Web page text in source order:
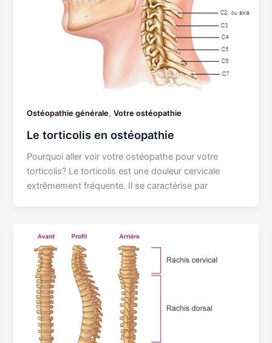
Ostéopathie générale,Votre ostéopathie
Le torticolis en ostéopathie
Pourquoi aller voir votre ostéopathe pour votre
torticolis? Le torticolis est une douleur cervicale
extrêmement fréquente. Il se caractérise par